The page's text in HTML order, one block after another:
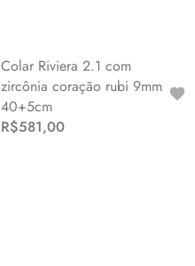
Colar Riviera 2.1 com
zircônia coração rubi 9mm
40+5cm
R$581,00